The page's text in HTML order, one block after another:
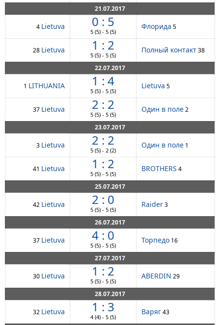
21.07.2017
4 Lietuva 0 : 5
5 (5) - 5 (5)
Флорида 5
28 Lietuva 1 : 2
5 (5) - 5 (5)
Полный контакт38
22.07.2017
1 LITHUANIA 1 : 4
5 (5) - 5 (5)
Lietuva 5
37 Lietuva 2 : 2
5 (5) - 5 (5)
Один в поле2
23.07.2017
3 Lietuva 2 : 2
5 (5) - 2 (2)
Один в поле 1
41 Lietuva 1 : 2
5 (5) - 5 (5)
BROTHERS 4
25.07.2017
42 Lietuva 2 : 0
5 (5) - 5 (5)
Raider3
26.07.2017
37 Lietuva 4 : 0
5 (5) - 5 (5)
Торпедо 16
27.07.2017
30 Lietuva 1 : 2
5 (5) - 5 (5)
ABERDIN 29
28.07.2017
32 Lietuva 1 : 3
4 (4) - 5 (5)
Варяг43